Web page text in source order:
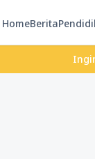
HomeBerita
Ingin